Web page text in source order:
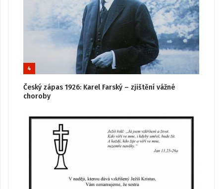
4
Český zápas 1926: Karel Farský – zjištění vážné
choroby